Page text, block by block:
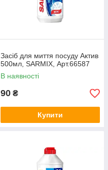
Засіб для миття посуду Актив
500мл, SARMIX, Арт.66587
В наявності
90 ₴
Купити